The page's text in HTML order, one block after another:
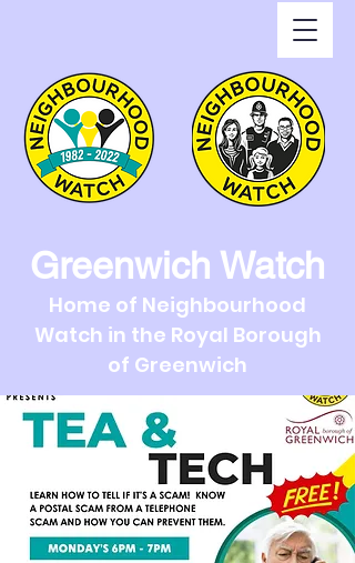
Greenwich Watch
Home of Neighbourhood
Watch in the Royal Borough
of Greenwich